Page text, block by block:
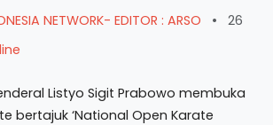
NETWORK- EDITOR : ARSO •
26
Listyo Sigit Prabowo membuka
bertajuk ‘National Open Karate